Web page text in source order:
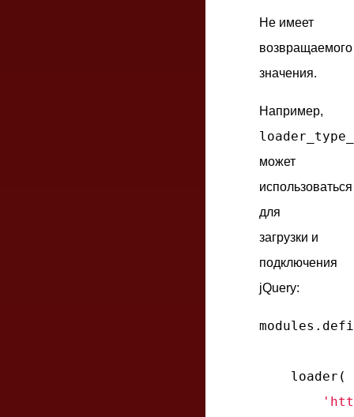
Не имеет
возвращаемого
значения.
Например,
может
использоваться
для
загрузки и
подключения
jQuery:
    loader(